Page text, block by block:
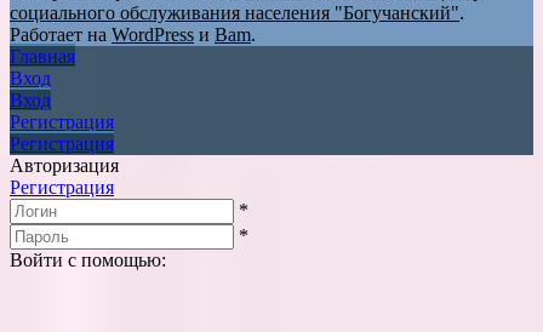
социального обслуживания населения "Богучанский".
Работает на WordPress и Bam.
Главная
Вход
Вход
Регистрация
Регистрация
Авторизация
Регистрация
*
*
Войти с помощью: